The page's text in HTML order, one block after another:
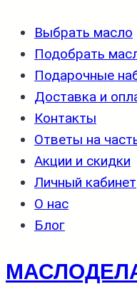
Выбрать масло
Подобрать
Подарочные
Доставка и
Контакты
Ответы на
Акции и скидки
Личный кабинет
О нас
Блог